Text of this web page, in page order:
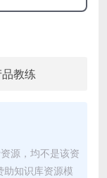
教练
源，均不是该资
助知识库资源模